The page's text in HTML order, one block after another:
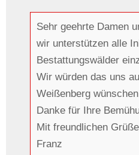
Sehr geehrte Damen
wir unterstützen alle
Bestattungswälder
Wir würden das uns
Weißenberg
Danke für Ihre
Mit freundlichen
Franz